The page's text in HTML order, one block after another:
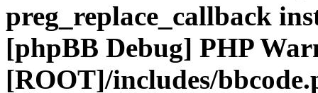
preg_replace_callback
[phpBB Debug] PHP
[ROOT]/includes/